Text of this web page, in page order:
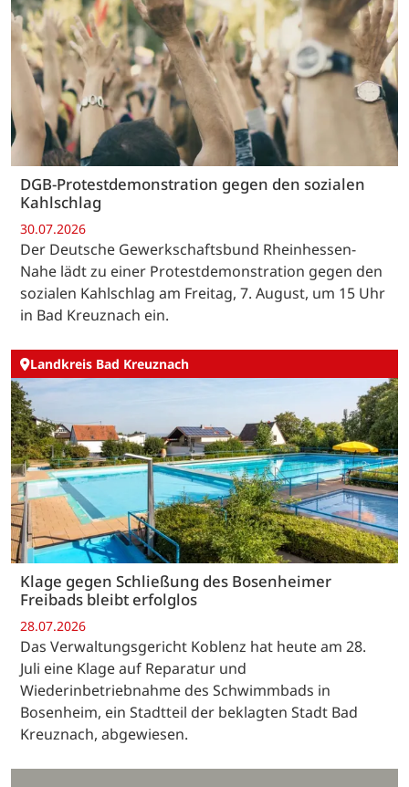
DGB-Protestdemonstration gegen den sozialen
Kahlschlag
30.07.2026
Der Deutsche Gewerkschaftsbund Rheinhessen-
Nahe lädt zu einer Protestdemonstration gegen den
sozialen Kahlschlag am Freitag, 7. August, um 15 Uhr
in Bad Kreuznach ein.
Landkreis Bad Kreuznach
Klage gegen Schließung des Bosenheimer
Freibads bleibt erfolglos
28.07.2026
Das Verwaltungsgericht Koblenz hat heute am 28.
Juli eine Klage auf Reparatur und
Wiederinbetriebnahme des Schwimmbads in
Bosenheim, ein Stadtteil der beklagten Stadt Bad
Kreuznach, abgewiesen.